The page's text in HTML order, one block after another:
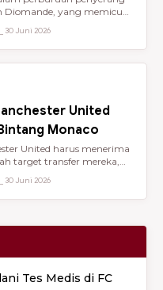
Diomande, yang memicu
30 Juni 2026
United
Monaco
United harus menerima
target transfer mereka,
30 Juni 2026
Tes Medis di FC